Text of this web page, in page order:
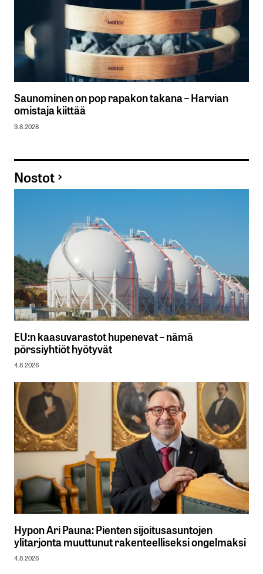
Saunominen on pop rapakon takana – Harvian
omistaja kiittää
9.8.2026
Nostot
EU:n kaasuvarastot hupenevat – nämä
pörssiyhtiöt hyötyvät
4.8.2026
Hypon Ari Pauna: Pienten sijoitusasuntojen
ylitarjonta muuttunut rakenteelliseksi ongelmaksi
4.8.2026